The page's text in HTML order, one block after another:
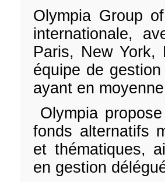
Olympia Group
internationale,
Paris, New York,
équipe de
ayant en
Olympia
fonds alternatifs
et thématiques,
en gestion